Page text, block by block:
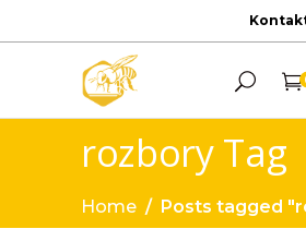
rozbory Tag
Home / Posts tagged